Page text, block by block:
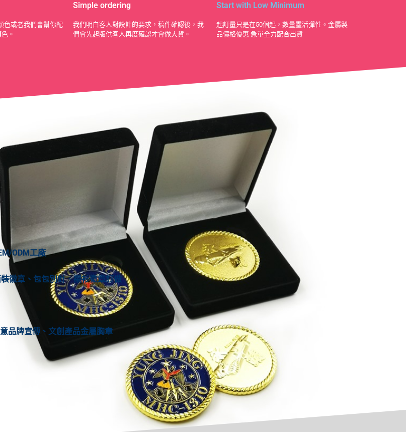
色或者我們會幫你配
。
Simple ordering
我們明白客人對設計的要求，稿件確認後，我
們會先起版供客人再度確認才會做大貨。
Start with Low Minimum
起訂量只是在50個起，數量靈活彈性。金屬製
品價格優惠 急單全力配合出貨
ODM工廠
徽章、包包別針、襯衫徽章訂做
品牌宣傳、文創產品金屬胸章